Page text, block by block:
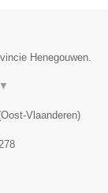
Henegouwen.
▼
Oost-Vlaanderen)